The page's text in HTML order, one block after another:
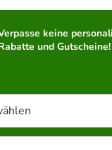
keine
und Gutscheine!